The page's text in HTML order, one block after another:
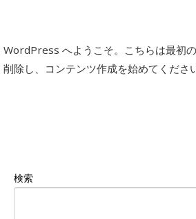
WordPress へようこそ。こちらは最初
削除し、コンテンツ作成を始めてください
検索